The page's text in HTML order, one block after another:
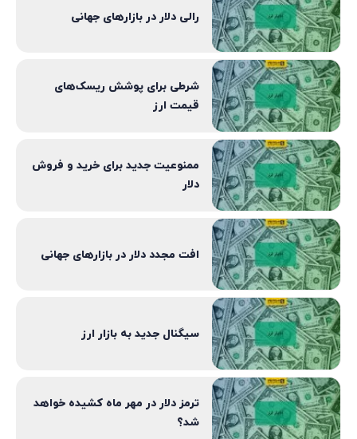
رالی دلار در بازارهای جهانی
شرطی برای پوشش ریسک‌های
قیمت ارز
ممنوعیت جدید برای خرید و فروش
دلار
افت مجدد دلار در بازارهای جهانی
سیگنال جدید به بازار ارز
ترمز دلار در مهر ماه کشیده خواهد
شد؟